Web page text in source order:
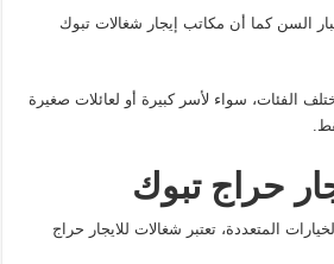
السن كما أن مكاتب إيجار شغالات تبوك
الفئات، سواء لأسر كبيرة أو لعائلات صغيرة
حراج تبوك
المتعددة، تعتبر شغالات للايجار حراج